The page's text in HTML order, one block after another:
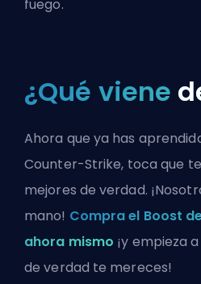
fuego.
¿Qué viene
Ahora que ya has
Counter-Strike, toca que
mejores de verdad.
mano! Compra el Boost
ahora mismo ¡y empieza
de verdad te mereces!